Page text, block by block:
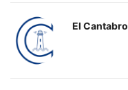
El Cantabro